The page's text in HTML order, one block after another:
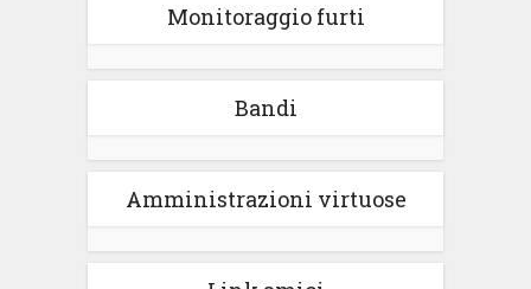
Monitoraggio furti
Bandi
Amministrazioni virtuose